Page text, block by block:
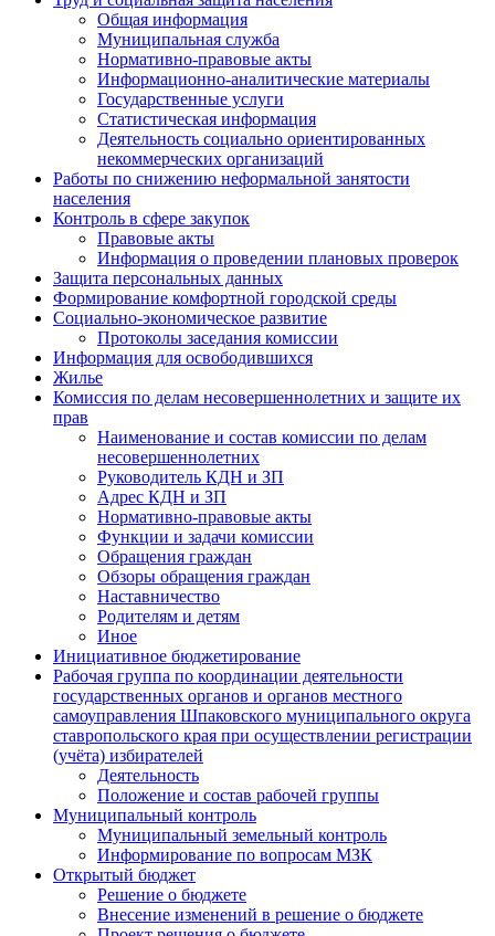
Общая информация
Муниципальная служба
Нормативно-правовые акты
Информационно-аналитические материалы
Государственные услуги
Статистическая информация
Деятельность социально ориентированных
некоммерческих организаций
Работы по снижению неформальной занятости
населения
Контроль в сфере закупок
Правовые акты
Информация о проведении плановых проверок
Защита персональных данных
Формирование комфортной городской среды
Социально-экономическое развитие
Протоколы заседания комиссии
Информация для освободившихся
Жилье
Комиссия по делам несовершеннолетних и защите их
прав
Наименование и состав комиссии по делам
несовершеннолетних
Руководитель КДН и ЗП
Адрес КДН и ЗП
Нормативно-правовые акты
Функции и задачи комиссии
Обращения граждан
Обзоры обращения граждан
Наставничество
Родителям и детям
Иное
Инициативное бюджетирование
Рабочая группа по координации деятельности
государственных органов и органов местного
самоуправления Шпаковского муниципального округа
ставропольского края при осуществлении регистрации
(учёта) избирателей
Деятельность
Положение и состав рабочей группы
Муниципальный контроль
Муниципальный земельный контроль
Информирование по вопросам МЗК
Открытый бюджет
Решение о бюджете
Внесение изменений в решение о бюджете